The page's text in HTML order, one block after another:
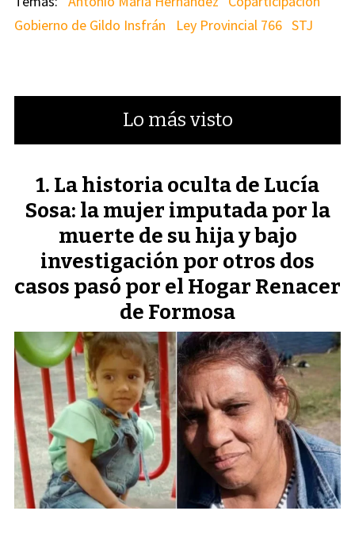
Gobierno de Gildo Insfrán
Ley Provincial 766 STJ
Lo más visto
La historia oculta de Lucía
Sosa: la mujer imputada por la
muerte de su hija y bajo
investigación por otros dos
casos pasó por el Hogar Renacer
de Formosa